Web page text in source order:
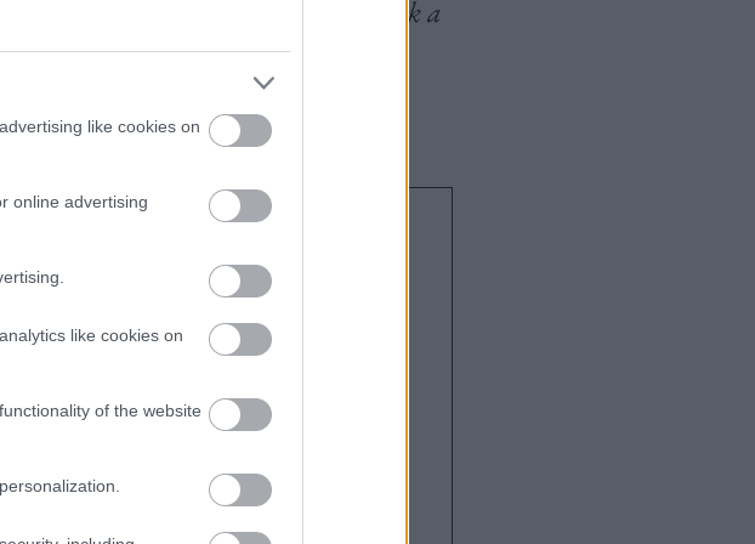
like cookies on
online advertising
like cookies on
of the website
adott arra, hogy kísérletezzek a
kezdi a beszélgetést Móni egy kedd
a szomszéd szobában alszik.
szeretnék lenni, mi a